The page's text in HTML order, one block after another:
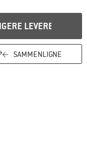
LEVERES
SAMMENLIGNE
- oplysningerne får du